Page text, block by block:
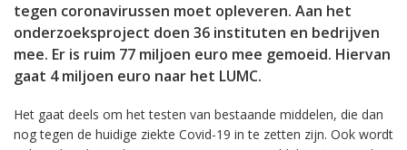
tegen coronavirussen moet opleveren. Aan het
onderzoeksproject doen 36 instituten en bedrijven
mee. Er is ruim 77 miljoen euro mee gemoeid. Hiervan
gaat 4 miljoen euro naar het LUMC.
Het gaat deels om het testen van bestaande middelen, die dan
nog tegen de huidige ziekte Covid-19 in te zetten zijn. Ook wordt